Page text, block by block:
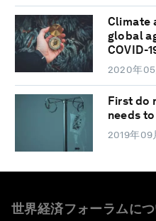
Climate
global
COVID-
2020年05
First do
needs
2019年09
世界経済フォーラムに